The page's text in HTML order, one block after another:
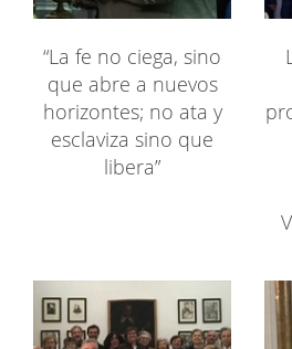
“La fe no ciega, sino
que abre a nuevos
horizontes; no ata y
esclaviza sino que
libera”